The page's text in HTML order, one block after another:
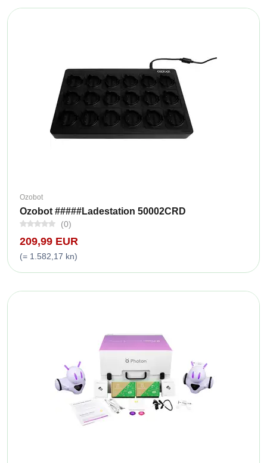
Ozobot
Ozobot #####Ladestation 50002CRD
(0)
209,99 EUR
(= 1.582,17 kn)